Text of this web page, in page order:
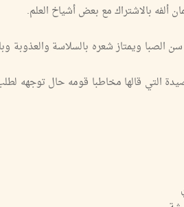
الصبا ويمتاز شعره بالسلاسة والعذوبة
التي قالها مخاطبا قومه حال توجهه